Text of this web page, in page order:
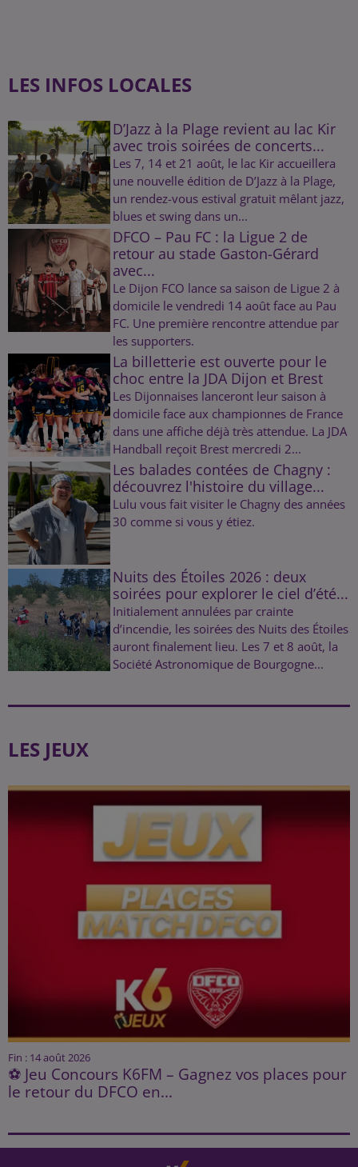
LES INFOS LOCALES
D’Jazz à la Plage revient au lac Kir
avec trois soirées de concerts...
Les 7, 14 et 21 août, le lac Kir accueillera
une nouvelle édition de D’Jazz à la Plage,
un rendez-vous estival gratuit mêlant jazz,
blues et swing dans un...
DFCO – Pau FC : la Ligue 2 de
retour au stade Gaston-Gérard
avec...
Le Dijon FCO lance sa saison de Ligue 2 à
domicile le vendredi 14 août face au Pau
FC. Une première rencontre attendue par
les supporters.
La billetterie est ouverte pour le
choc entre la JDA Dijon et Brest
Les Dijonnaises lanceront leur saison à
domicile face aux championnes de France
dans une affiche déjà très attendue. La JDA
Handball reçoit Brest mercredi 2...
Les balades contées de Chagny :
découvrez l'histoire du village...
Lulu vous fait visiter le Chagny des années
30 comme si vous y étiez.
Nuits des Étoiles 2026 : deux
soirées pour explorer le ciel d’été...
Initialement annulées par crainte
d’incendie, les soirées des Nuits des Étoiles
auront finalement lieu. Les 7 et 8 août, la
Société Astronomique de Bourgogne...
LES JEUX
Fin : 14 août 2026
⚽ Jeu Concours K6FM – Gagnez vos places pour
le retour du DFCO en...